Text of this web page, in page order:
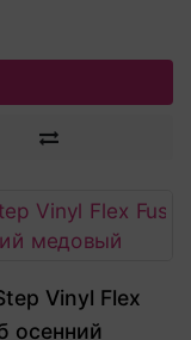
Vinyl Flex
осенний